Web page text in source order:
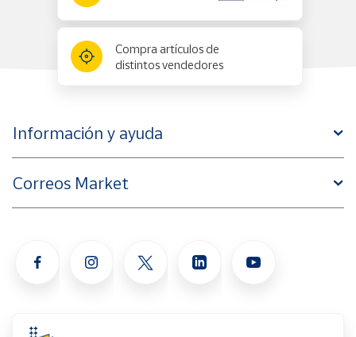
Compra artículos de
distintos vendedores
Información y ayuda
Correos Market